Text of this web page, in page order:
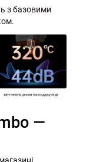
з базовими
—